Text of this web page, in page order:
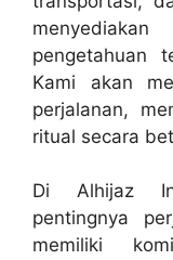
pengetahuan
Kami akan
perjalanan,
ritual secara
Di Alhijaz
pentingnya
memiliki